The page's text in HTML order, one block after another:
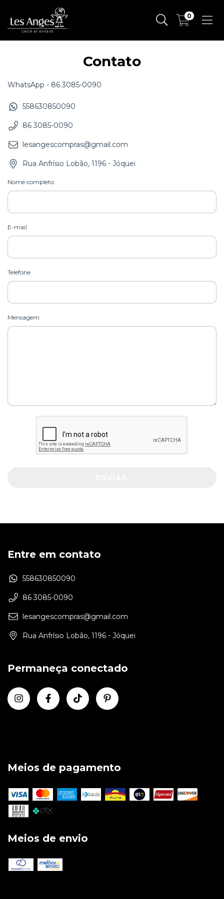
0
Contato
WhatsApp - 86 3085-0090
558630850090
86 3085-0090
lesangescompras@gmail.com
Rua Anfrísio Lobão, 1196 - Jóquei
Nome completo
E-mail
Telefone
Mensagem
Entre em contato
558630850090
86 3085-0090
lesangescompras@gmail.com
Rua Anfrísio Lobão, 1196 - Jóquei
Permaneça conectado
Meios de pagamento
Meios de envio